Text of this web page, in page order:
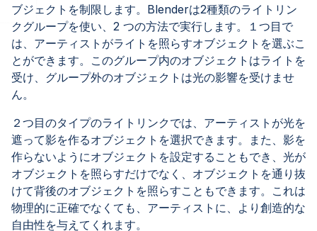
ブジェクトを制限します。Blenderは2種類のライトリン
クグループを使い、2 つの方法で実行します。１つ目で
は、アーティストがライトを照らすオブジェクトを選ぶこ
とができます。このグループ内のオブジェクトはライトを
受け、グループ外のオブジェクトは光の影響を受けませ
ん。
２つ目のタイプのライトリンクでは、アーティストが光を
遮って影を作るオブジェクトを選択できます。また、影を
作らないようにオブジェクトを設定することもでき、光が
オブジェクトを照らすだけでなく、オブジェクトを通り抜
けて背後のオブジェクトを照らすこともできます。これは
物理的に正確でなくても、アーティストに、より創造的な
自由性を与えてくれます。